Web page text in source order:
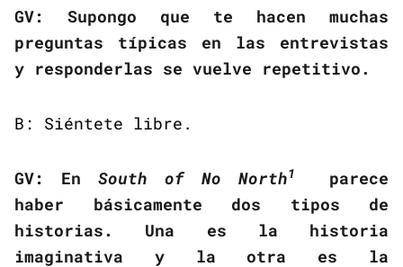
GV: Supongo que te hacen muchas
preguntas típicas en las entrevistas
y responderlas se vuelve repetitivo.
B: Siéntete libre.
GV: En South of No North1
parece
haber básicamente dos tipos de
historias. Una es la historia
imaginativa y la otra es la